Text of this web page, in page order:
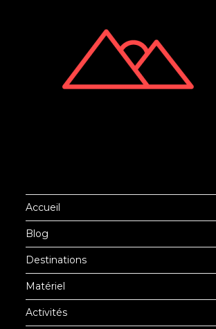
Accueil
Blog
Destinations
Matériel
Activités